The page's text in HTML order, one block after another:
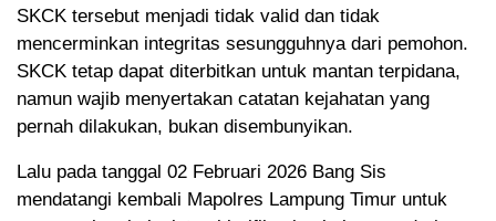
SKCK tersebut menjadi tidak valid dan tidak
mencerminkan integritas sesungguhnya dari pemohon.
SKCK tetap dapat diterbitkan untuk mantan terpidana,
namun wajib menyertakan catatan kejahatan yang
pernah dilakukan, bukan disembunyikan.
Lalu pada tanggal 02 Februari 2026 Bang Sis
mendatangi kembali Mapolres Lampung Timur untuk